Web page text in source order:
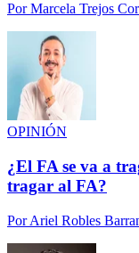
PorMarcela Trejos
OPINIÓN
¿El FA se va a
tragar al FA?
PorAriel Robles